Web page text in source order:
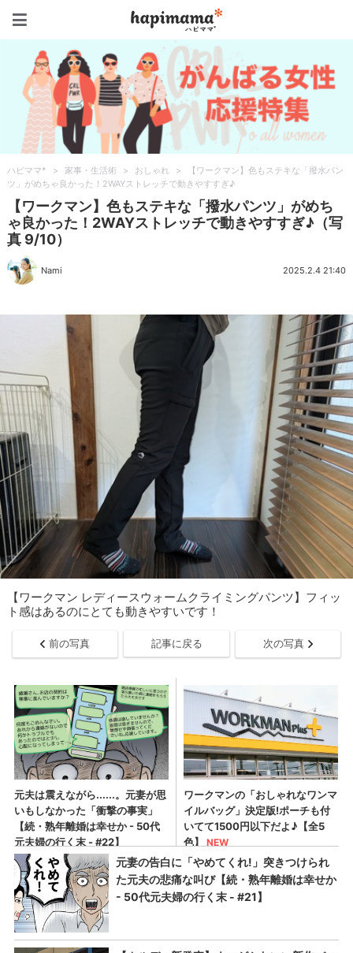
ハピママ* > 家事・生活術 > おしゃれ >
【ワークマン】色もステキな「撥水パン
ツ」がめちゃ良かった！2WAYストレッチで動きやすすぎ♪
【ワークマン】色もステキな「撥水パンツ」がめち
ゃ良かった！2WAYストレッチで動きやすすぎ♪（写
真 9/10）
Nami 2025.2.4 21:40
【ワークマン レディースウォームクライミングパンツ】フィッ
ト感はあるのにとても動きやすいです！
前の写真 記事に戻る 次の写真